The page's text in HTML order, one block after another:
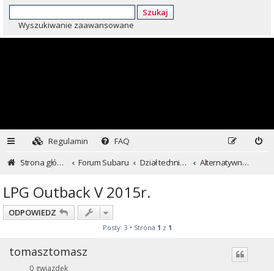
Szukaj
Wyszukiwanie zaawansowane
Regulamin
FAQ
Strona główna
Forum Subaru Dział techniczny ...czyli dla kochających inaczej Alternatywne formy zasilania
LPG Outback V 2015r.
ODPOWIEDZ
Posty: 3 • Strona 1 z 1
tomasztomasz
0 gwiazdek